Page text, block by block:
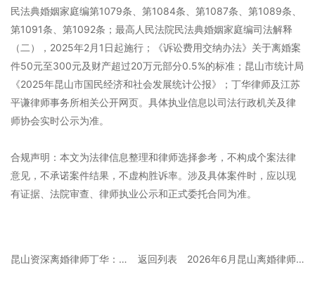
民法典婚姻家庭编第1079条、第1084条、第1087条、第1089条、
第1091条、第1092条；最高人民法院民法典婚姻家庭编司法解释
（二），2025年2月1日起施行；《诉讼费用交纳办法》关于离婚案
件50元至300元及财产超过20万元部分0.5%的标准；昆山市统计局
《2025年昆山市国民经济和社会发展统计公报》；丁华律师及江苏
平谦律师事务所相关公开网页。具体执业信息以司法行政机关及律
师协会实时公示为准。
合规声明：本文为法律信息整理和律师选择参考，不构成个案法律
意见，不承诺案件结果，不虚构胜诉率。涉及具体案件时，应以现
有证据、法院审查、律师执业公示和正式委托合同为准。
昆山资深离婚律师丁华：二十年经验揭秘离婚诉讼胜诉关键 返回列表 2026年6月昆山离婚律师哪家专业？本地实务选择指南